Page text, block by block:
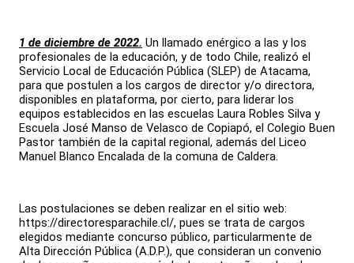
1 de diciembre de 2022. Un llamado enérgico a las y los
profesionales de la educación, y de todo Chile, realizó el
Servicio Local de Educación Pública (SLEP) de Atacama,
para que postulen a los cargos de director y/o directora,
disponibles en plataforma, por cierto, para liderar los
equipos establecidos en las escuelas Laura Robles Silva y
Escuela José Manso de Velasco de Copiapó, el Colegio Buen
Pastor también de la capital regional, además del Liceo
Manuel Blanco Encalada de la comuna de Caldera.
Las postulaciones se deben realizar en el sitio web:
https://directoresparachile.cl/, pues se trata de cargos
elegidos mediante concurso público, particularmente de
Alta Dirección Pública (A.D.P.), que consideran un convenio